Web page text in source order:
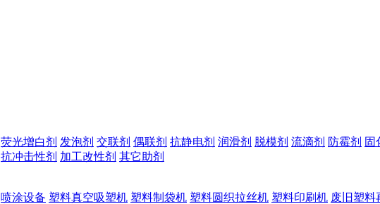
荧光增白剂 发泡剂 交联剂 偶联剂 抗静电剂 润滑剂 脱模剂 流滴剂 防霉剂 固
抗冲击性剂 加工改性剂 其它助剂
喷涂设备 塑料真空吸塑机 塑料制袋机 塑料圆织拉丝机 塑料印刷机 废旧塑料